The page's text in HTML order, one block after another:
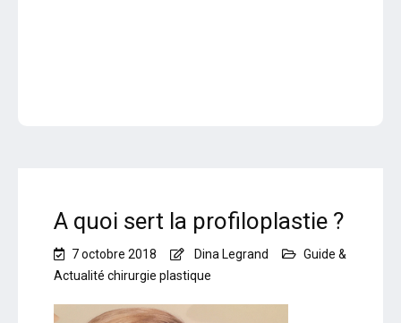
A quoi sert la profiloplastie ?
7 octobre 2018 Dina Legrand
Guide &
Actualité chirurgie plastique